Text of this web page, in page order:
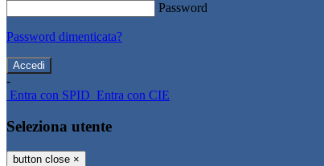
Password
Password dimenticata?
-
Entra con SPID Entra con CIE
Seleziona utente
button close ×